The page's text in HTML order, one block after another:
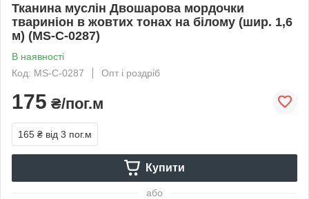
Тканина муслін Двошарова мордочки
тваринiон в жовтих тонах на білому (шир. 1,6
м) (MS-С-0287)
В наявності
Код: MS-С-0287
Опт і роздріб
175 ₴/пог.м
165 ₴ від 3 пог.м
Купити
або